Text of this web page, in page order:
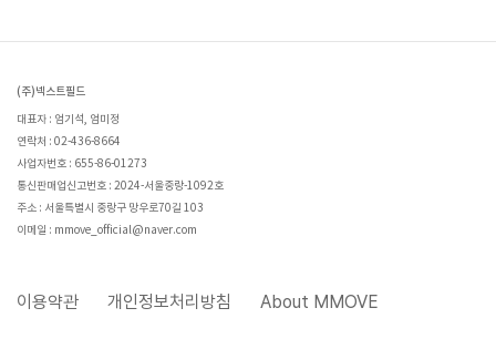
(주)넥스트필드
대표자 : 엄기석, 엄미정
연락처 : 02-436-8664
사업자번호 : 655-86-01273
통신판매업신고번호 : 2024-서울중랑-1092호
주소 : 서울특별시 중랑구 망우로70길 103
이메일 : mmove_official@naver.com
이용약관 개인정보처리방침 About MMOVE